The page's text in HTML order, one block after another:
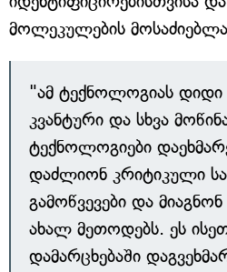
მოლეკულების
"ამ ტექნოლოგიას დიდი
კვანტური და სხვა
ტექნოლოგიები
დაძლიონ კრიტიკული
გამოწვევები და
ახალ მეთოდებს. ეს
დამარცხებაში